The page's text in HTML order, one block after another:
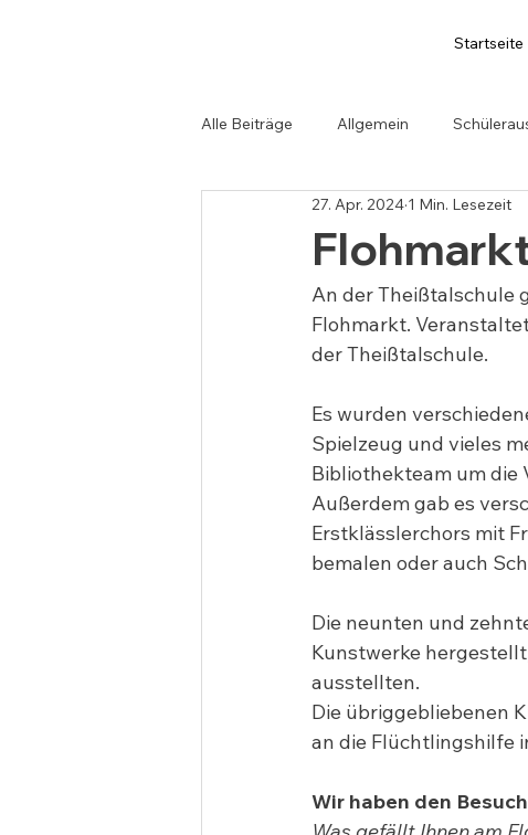
Startseite
Alle Beiträge Allgemein
27. Apr. 2024 1 Min. Lesezeit
An der Theißtalschule
Flohmarkt.
der Theißtalschule.
Es wurden
Spielzeug und vieles
Bibliothekteam um die
Außerdem gab es
Erstklässlerchors mit
bemalen oder auch
Die neunten und
Kunstwerke
ausstellten.
Die übriggebliebenen
an die Flüchtlingshilfe
Wir haben den